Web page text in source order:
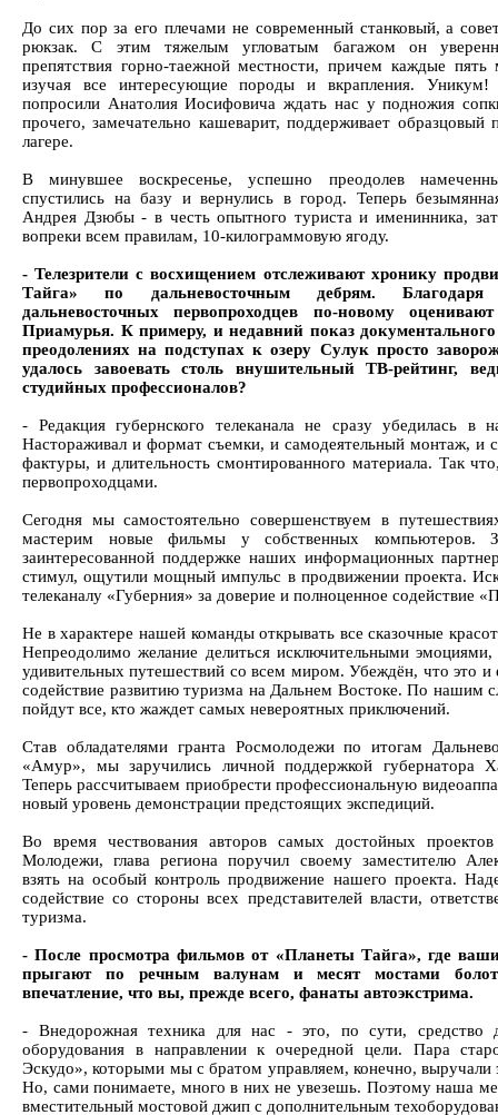
До сих пор за его плечами не современный станковый, а
рюкзак. С этим тяжелым угловатым багажом он
препятствия горно-таежной местности, причем каждые пять
изучая все интересующие породы и вкрапления.
попросили Анатолия Иосифовича ждать нас у подножия
прочего, замечательно кашеварит, поддерживает образцовый
лагере.
В минувшее воскресенье, успешно преодолев
спустились на базу и вернулись в город. Теперь
Андрея Дзюбы - в честь опытного туриста и именинника,
вопреки всем правилам, 10-килограммовую ягоду.
- Телезрители с восхищением отслеживают хронику
Тайга» по дальневосточным дебрям.
дальневосточных первопроходцев по-новому
Приамурья. К примеру, и недавний показ
преодолениях на подступах к озеру Сулук просто
удалось завоевать столь внушительный ТВ-рейтинг,
студийных профессионалов?
- Редакция губернского телеканала не сразу убедилась в
Настораживал и формат съемки, и самодеятельный монтаж, и
фактуры, и длительность смонтированного материала. Так
первопроходцами.
Сегодня мы самостоятельно совершенствуем в
мастерим новые фильмы у собственных компьютеров.
заинтересованной поддержке наших информационных
стимул, ощутили мощный импульс в продвижении проекта.
телеканалу «Губерния» за доверие и полноценное содействие
Не в характере нашей команды открывать все сказочные
Непреодолимо желание делиться исключительными эмоциями,
удивительных путешествий со всем миром. Убеждён, что это и
содействие развитию туризма на Дальнем Востоке. По нашим
пойдут все, кто жаждет самых невероятных приключений.
Став обладателями гранта Росмолодежи по итогам
«Амур», мы заручились личной поддержкой губернатора
Теперь рассчитываем приобрести профессиональную
новый уровень демонстрации предстоящих экспедиций.
Во время чествования авторов самых достойных
Молодежи, глава региона поручил своему заместителю
взять на особый контроль продвижение нашего проекта.
содействие со стороны всех представителей власти,
туризма.
- После просмотра фильмов от «Планеты Тайга», где
прыгают по речным валунам и месят мостами
впечатление, что вы, прежде всего, фанаты автоэкстрима.
- Внедорожная техника для нас - это, по сути, средство
оборудования в направлении к очередной цели. Пара
Эскудо», которыми мы с братом управляем, конечно, выручали
Но, сами понимаете, много в них не увезешь. Поэтому наша
вместительный мостовой джип с дополнительным